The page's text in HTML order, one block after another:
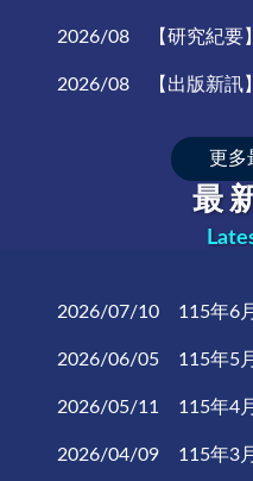
2026/08 【研究紀要】荷蘭教
2026/08 【出版新訊】臺灣英語教育的過
更多
最
2026/07/10 115年6月新
2026/06/05 115年5月新
2026/05/11 115年4月新
2026/04/09 115年3月新